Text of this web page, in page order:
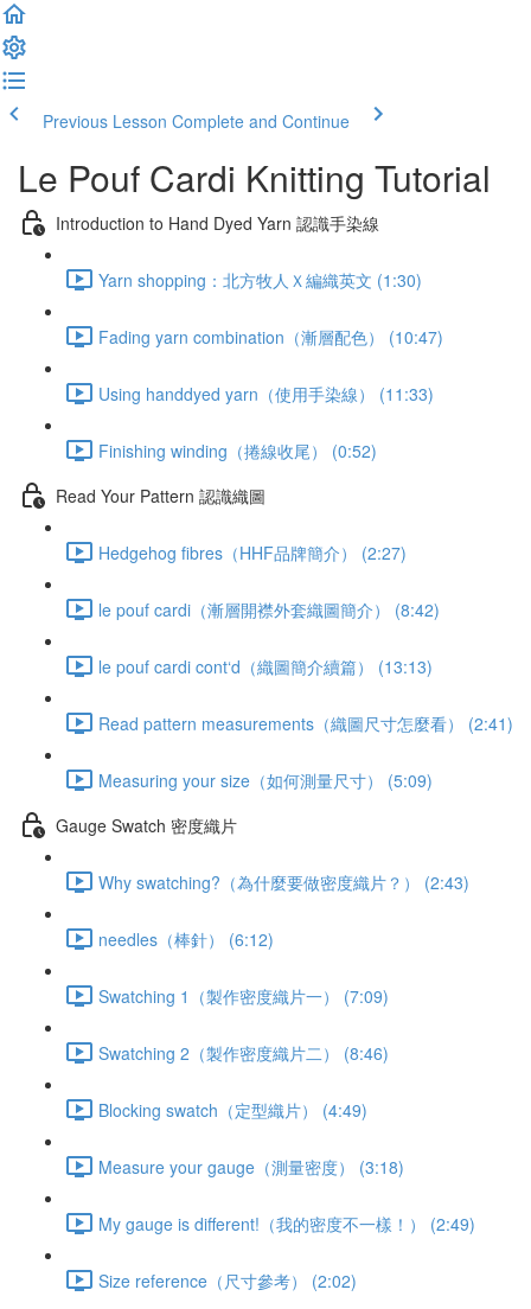
Previous Lesson Complete and Continue
Le Pouf Cardi Knitting Tutorial
Introduction to Hand Dyed Yarn 認識手染線
Yarn shopping：北方牧人Ｘ編織英文 (1:30)
Fading yarn combination（漸層配色） (10:47)
Using handdyed yarn（使用手染線） (11:33)
Finishing winding（捲線收尾） (0:52)
Read Your Pattern 認識織圖
Hedgehog fibres（HHF品牌簡介） (2:27)
le pouf cardi（漸層開襟外套織圖簡介） (8:42)
le pouf cardi cont‘d（織圖簡介續篇） (13:13)
Read pattern measurements（織圖尺寸怎麼看） (2:41)
Measuring your size（如何測量尺寸） (5:09)
Gauge Swatch 密度織片
Why swatching?（為什麼要做密度織片？） (2:43)
needles（棒針） (6:12)
Swatching 1（製作密度織片一） (7:09)
Swatching 2（製作密度織片二） (8:46)
Blocking swatch（定型織片） (4:49)
Measure your gauge（測量密度） (3:18)
My gauge is different!（我的密度不一樣！） (2:49)
Size reference（尺寸參考） (2:02)